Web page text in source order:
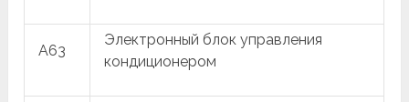
A63
Электронный блок управления
кондиционером